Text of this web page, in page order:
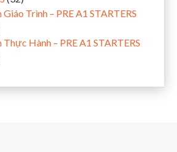
Giáo Trình – PRE A1 STARTERS
Thực Hành – PRE A1 STARTERS